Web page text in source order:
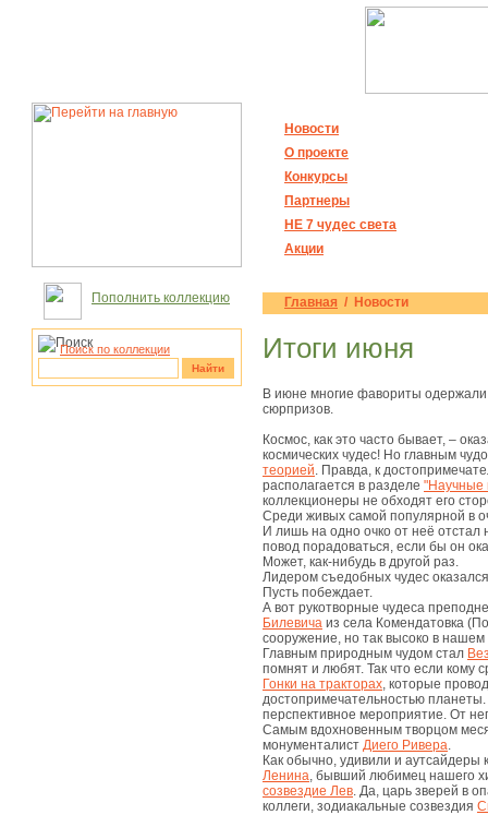
Пополнить коллекцию
Поиск по коллекции
Найти
Новости
О проекте
Конкурсы
Партнеры
НЕ 7 чудес света
Акции
Главная / Новости
Итоги июня
В июне многие фавориты
сюрпризов.
Космос, как это часто бывает, –
космических чудес! Но главным
теорией. Правда, к
располагается в разделе "Научные
коллекционеры не обходят его
Среди живых самой популярной в
И лишь на одно очко от неё
повод порадоваться, если бы он
Может, как-нибудь в другой раз.
Лидером съедобных чудес
Пусть побеждает.
А вот рукотворные чудеса
Билевича из села Комендатовка
сооружение, но так высоко в
Главным природным чудом стал
помнят и любят. Так что если кому
Гонки на тракторах, которые
достопримечательностью
перспективное мероприятие. От
Самым вдохновенным творцом
монументалист Диего Ривера.
Как обычно, удивили и
Ленина, бывший любимец нашего
созвездие Лев. Да, царь зверей в
коллеги, зодиакальные созвездия